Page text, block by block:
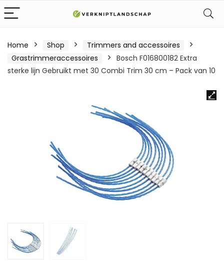
Home Shop
Trimmers and accessoires
Grastrimmeraccessoires
Bosch F016800182 Extra
sterke lijn Gebruikt met 30 Combi Trim 30 cm – Pack van 10